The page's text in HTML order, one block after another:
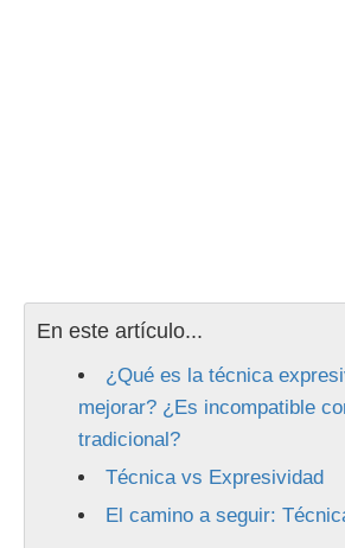
En este artículo...
¿Qué es la técnica
mejorar? ¿Es incompatible
tradicional?
Técnica vs Expresividad
El camino a seguir: